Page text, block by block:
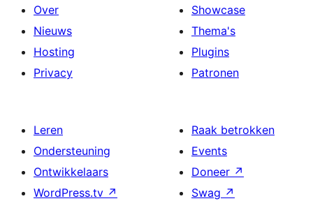
Over
Nieuws
Hosting
Privacy
Showcase
Thema's
Plugins
Patronen
Leren
Ondersteuning
Ontwikkelaars
WordPress.tv ↗
Raak betrokken
Events
Doneer ↗
Swag ↗